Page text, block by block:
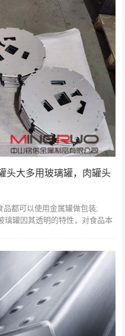
头大多用玻璃罐，肉罐头
都可以使用金属罐做包装;
罐因其透明的特性，对食品本